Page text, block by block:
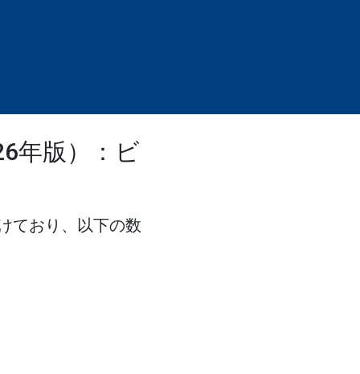
年版）：ビ
ており、以下の数